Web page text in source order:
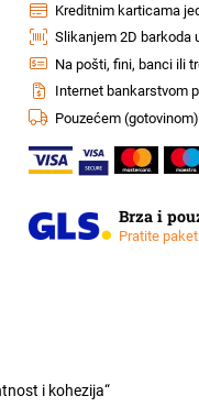
Kreditnim karticama
Slikanjem 2D barkoda
Na pošti, fini, banci ili
Internet bankarstvom
Pouzećem
Brza i
Pratite
i kohezija“